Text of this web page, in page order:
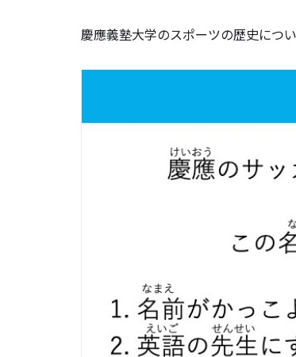
慶應義塾大学のスポーツの歴史につ